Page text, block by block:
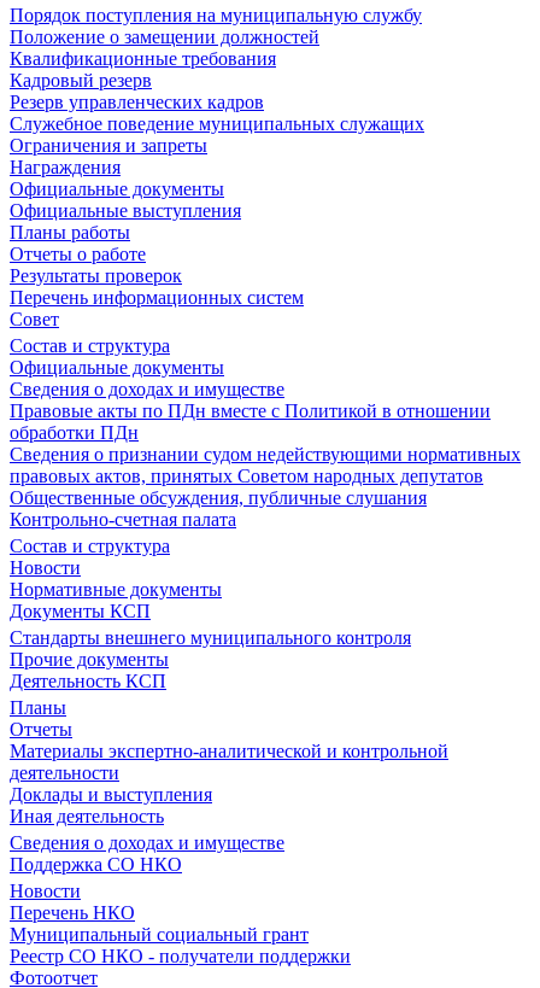
Порядок поступления на муниципальную службу
Положение о замещении должностей
Квалификационные требования
Кадровый резерв
Резерв управленческих кадров
Служебное поведение муниципальных служащих
Ограничения и запреты
Награждения
Официальные документы
Официальные выступления
Планы работы
Отчеты о работе
Результаты проверок
Перечень информационных систем
Совет
Состав и структура
Официальные документы
Сведения о доходах и имуществе
Правовые акты по ПДн вместе с Политикой в отношении
обработки ПДн
Сведения о признании судом недействующими нормативных
правовых актов, принятых Советом народных депутатов
Общественные обсуждения, публичные слушания
Контрольно-счетная палата
Состав и структура
Новости
Нормативные документы
Документы КСП
Стандарты внешнего муниципального контроля
Прочие документы
Деятельность КСП
Планы
Отчеты
Материалы экспертно-аналитической и контрольной
деятельности
Доклады и выступления
Иная деятельность
Сведения о доходах и имуществе
Поддержка СО НКО
Новости
Перечень НКО
Муниципальный социальный грант
Реестр СО НКО - получатели поддержки
Фотоотчет